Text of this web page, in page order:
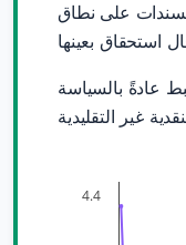
على نطاق
استحقاق بعينها
عادةً بالسياسة
غير التقليدية
4.4